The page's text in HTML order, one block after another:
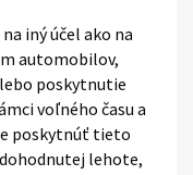
iný účel ako na
automobilov,
poskytnutie
voľného času a
poskytnúť tieto
lehote,